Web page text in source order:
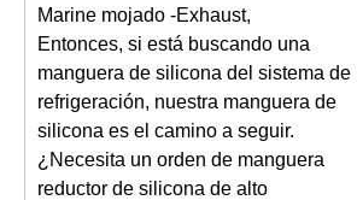
Marine mojado -Exhaust,
Entonces, si está buscando una
manguera de silicona del sistema de
refrigeración, nuestra manguera de
silicona es el camino a seguir.
¿Necesita un orden de manguera
reductor de silicona de alto